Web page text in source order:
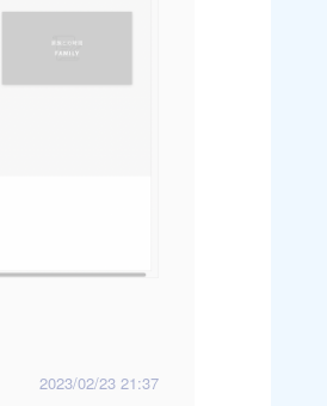
2023/02/23 21:37